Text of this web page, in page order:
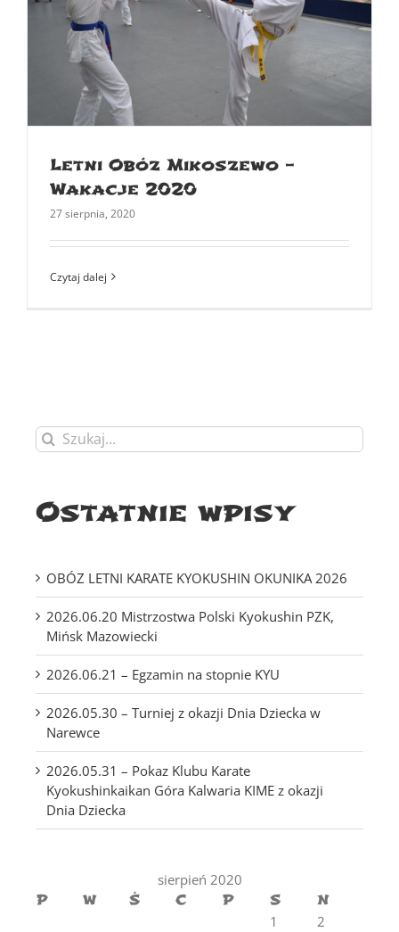
Letni Obóz Mikoszewo –
Wakacje 2020
27 sierpnia, 2020
Czytaj dalej
Szukaj
Ostatnie wpisy
OBÓZ LETNI KARATE KYOKUSHIN OKUNIKA 2026
2026.06.20 Mistrzostwa Polski Kyokushin PZK,
Mińsk Mazowiecki
2026.06.21 – Egzamin na stopnie KYU
2026.05.30 – Turniej z okazji Dnia Dziecka w
Narewce
2026.05.31 – Pokaz Klubu Karate
Kyokushinkaikan Góra Kalwaria KIME z okazji
Dnia Dziecka
sierpień 2020
P
W Ś C P S
N
1
2